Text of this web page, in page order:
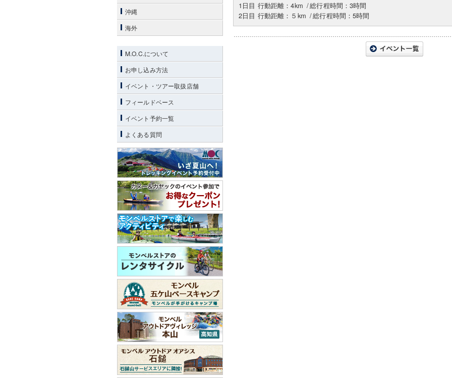
1日目 行動距離：4km /総行程時間：3時間
2日目 行動距離：５km /総行程時間：5時間
沖縄
海外
M.O.C.について
お申し込み方法
イベント・ツアー取扱店舗
フィールドベース
イベント予約一覧
よくある質問